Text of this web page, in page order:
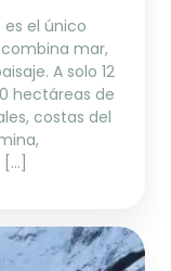
es el único
mar,
A solo 12
hectáreas de
costas del
[…]